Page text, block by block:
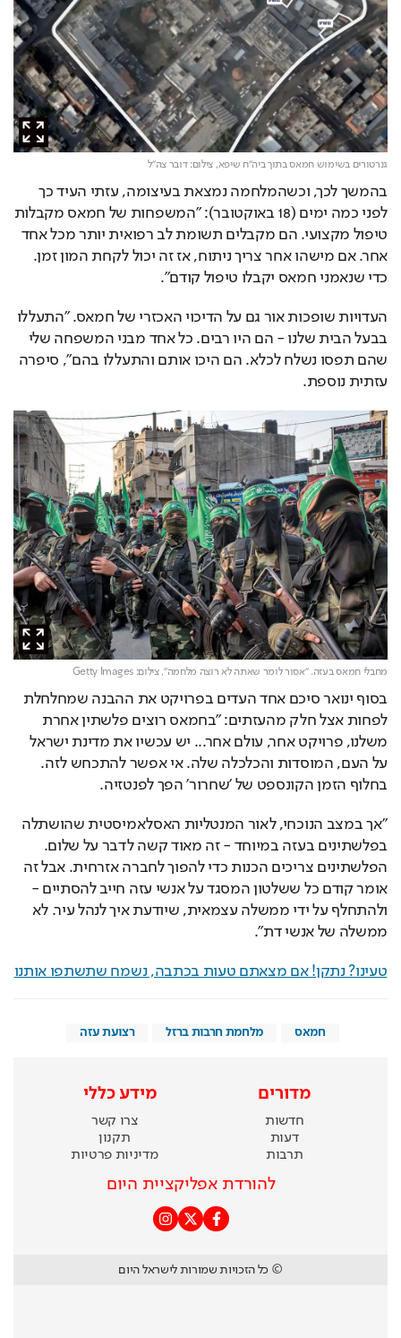
גנרטורים בשימוש חמאס בתוך ביה"ח שיפא,צילום: דובר צה"ל
בהמשך לכך, וכשהמלחמה נמצאת בעיצומה, עזתי העיד כך
לפני כמה ימים (18 באוקטובר): "המשפחות של חמאס מקבלות
טיפול מקצועי. הם מקבלים תשומת לב רפואית יותר מכל אחד
אחר. אם מישהו אחר צריך ניתוח, אז זה יכול לקחת המון זמן.
כדי שנאמני חמאס יקבלו טיפול קודם".
העדויות שופכות אור גם על הדיכוי האכזרי של חמאס. "התעללו
בבעל הבית שלנו - הם היו רבים. כל אחד מבני המשפחה שלי
שהם תפסו נשלח לכלא. הם היכו אותם והתעללו בהם", סיפרה
עזתית נוספת.
מחבלי חמאס בעזה. "אסור לומר שאתה לא רוצה מלחמה",צילום: Getty Images
בסוף ינואר סיכם אחד העדים בפרויקט את ההבנה שמחלחלת
לפחות אצל חלק מהעזתים: "בחמאס רוצים פלשתין אחרת
משלנו, פרויקט אחר, עולם אחר... יש עכשיו את מדינת ישראל
על העם, המוסדות והכלכלה שלה. אי אפשר להתכחש לזה.
בחלוף הזמן הקונספט של 'שחרור' הפך לפנטזיה.
"אך במצב הנוכחי, לאור המנטליות האסלאמיסטית שהושתלה
בפלשתינים בעזה במיוחד - זה מאוד קשה לדבר על שלום.
הפלשתינים צריכים הכנות כדי להפוך לחברה אזרחית. אבל זה
אומר קודם כל ששלטון המסגד על אנשי עזה חייב להסתיים -
ולהתחלף על ידי ממשלה עצמאית, שיודעת איך לנהל עיר. לא
ממשלה של אנשי דת".
טעינו? נתקן! אם מצאתם טעות בכתבה, נשמח שתשתפו אותנו
חמאס מלחמת חרבות ברזל רצועת עזה
מדורים
חדשות
דעות
תרבות
מידע כללי
צרו קשר
תקנון
מדיניות פרטיות
להורדת אפליקציית היום
© כל הזכויות שמורות לישראל היום